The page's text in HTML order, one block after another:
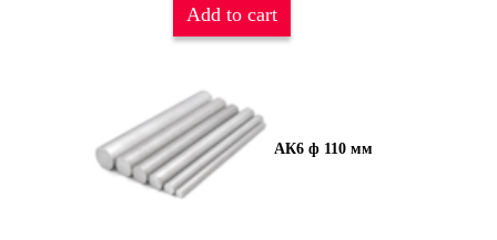
Add to cart
АК6 ф 110 мм